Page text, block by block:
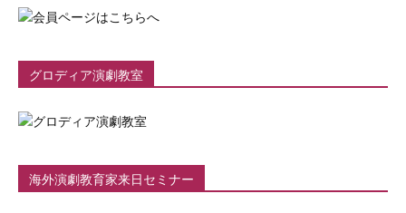
グロディア演劇教室
海外演劇教育家来日セミナー